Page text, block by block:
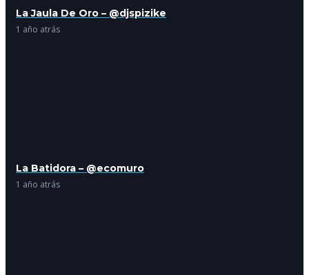
La Jaula De Oro – @djspizike
1 año atrás
La Batidora – @ecomuro
1 año atrás